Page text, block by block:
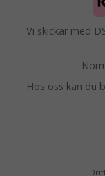
Vi skickar med
Hos oss kan du